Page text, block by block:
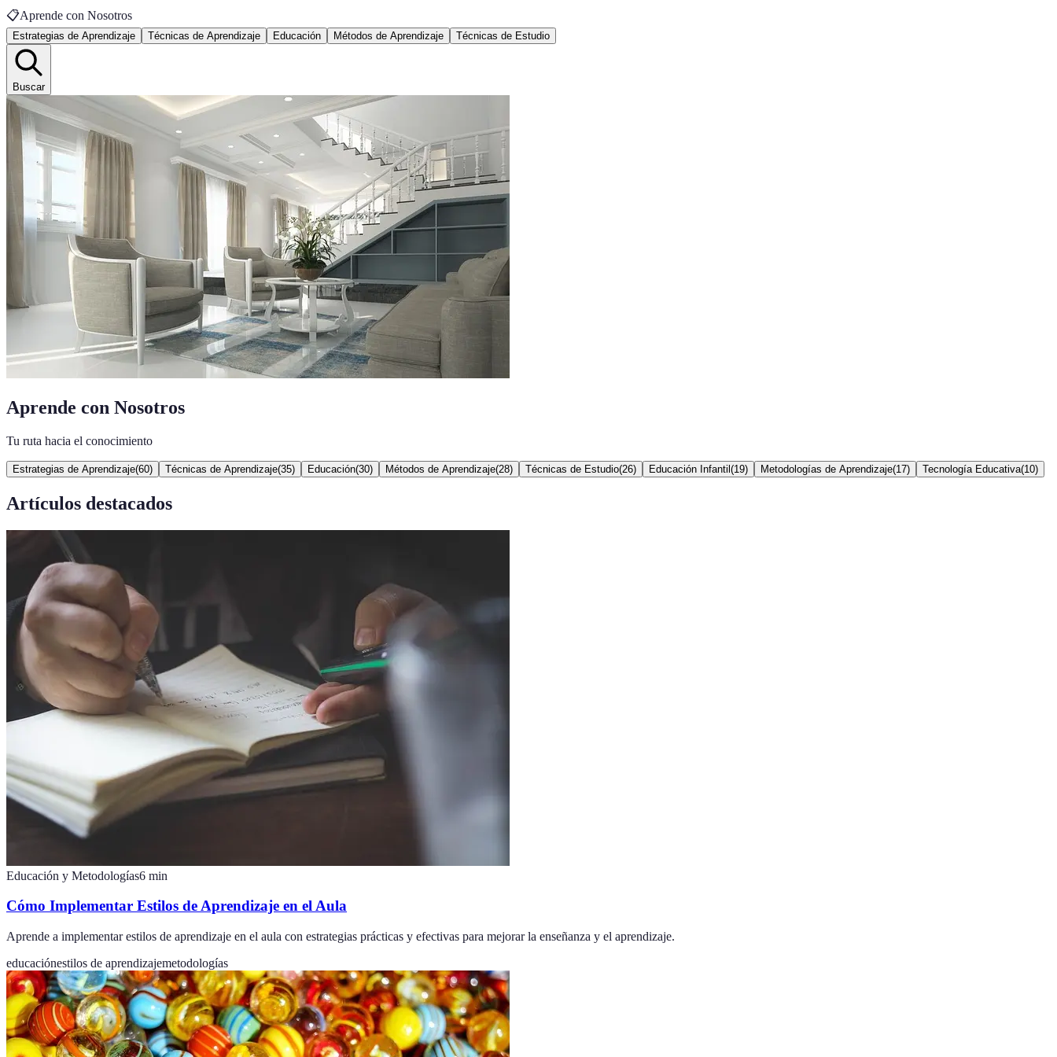
📋Aprende con Nosotros
Estrategias de Aprendizaje Técnicas de Aprendizaje Educación Métodos de Aprendizaje Técnicas de Estudio
Buscar
Aprende con Nosotros
Tu ruta hacia el conocimiento
Estrategias de Aprendizaje(60) Técnicas de Aprendizaje(35) Educación(30) Métodos de Aprendizaje(28) Técnicas de Estudio(26) Educación Infantil (19) Metodologías de Aprendizaje(17) Tecnología Educativa(10)
Artículos destacados
Educación y Metodologías6 min
Cómo Implementar Estilos de Aprendizaje en el Aula
Aprende a implementar estilos de aprendizaje en el aula con estrategias prácticas y efectivas para mejorar la enseñanza y el aprendizaje.
educaciónestilos de aprendizajemetodologías